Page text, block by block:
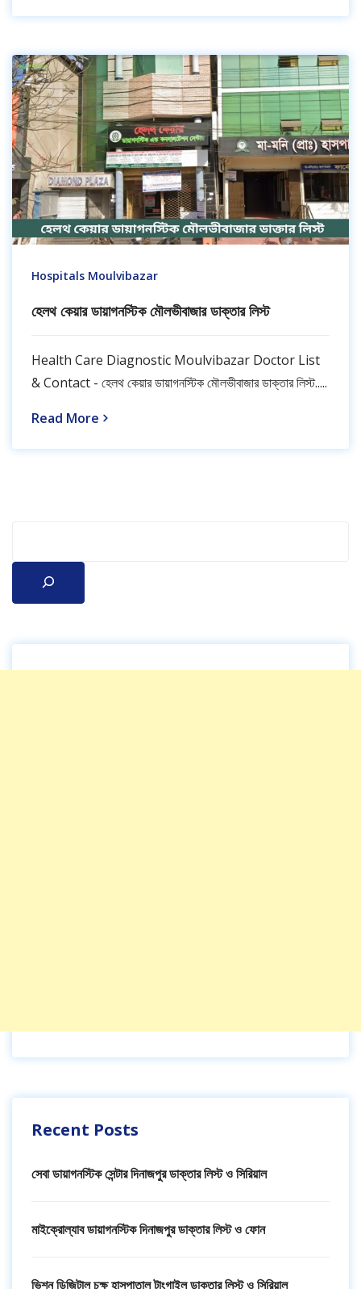
Recent Posts
সেবা ডায়াগনস্টিক সেন্টার দিনাজপুর ডাক্তার লিস্ট ও সিরিয়াল
মাইক্রোল্যাব ডায়াগনস্টিক দিনাজপুর ডাক্তার লিস্ট ও ফোন
ভিশন ডিজিটাল চক্ষু হাসপাতাল টাংগাইল ডাক্তার লিস্ট ও সিরিয়াল
Hospitals Moulvibazar
হেলথ কেয়ার ডায়াগনস্টিক মৌলভীবাজার ডাক্তার লিস্ট
Health Care Diagnostic Moulvibazar Doctor List
& Contact - হেলথ কেয়ার ডায়াগনস্টিক মৌলভীবাজার ডাক্তার লিস্ট.....
Read More